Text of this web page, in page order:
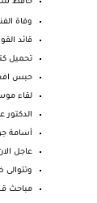
حافظ سوهاج
وفاة
قائد
تحميل
حبس افعى
لقاء
أسامة
عاجل
مباحث